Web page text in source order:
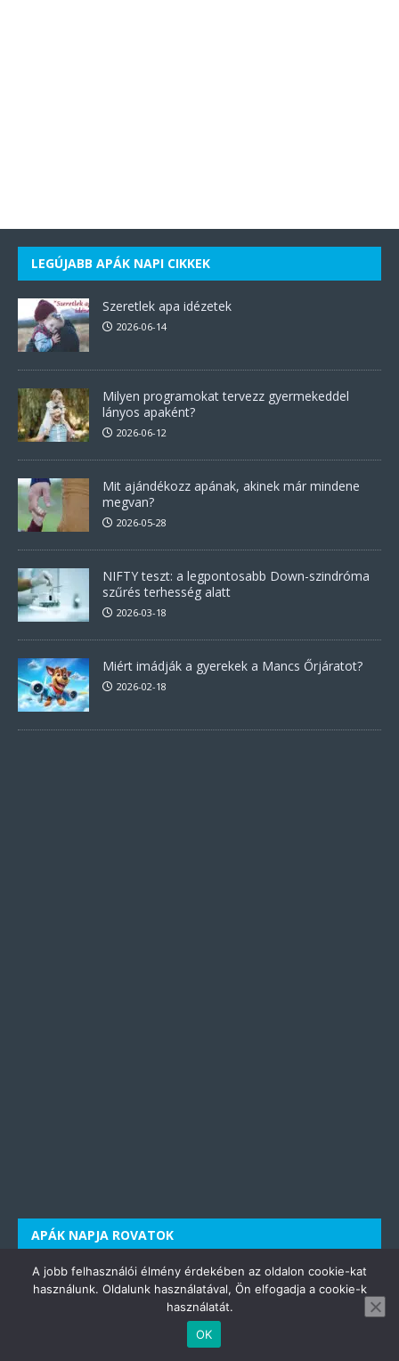
LEGÚJABB APÁK NAPI CIKKEK
Szeretlek apa idézetek
2026-06-14
Milyen programokat tervezz gyermekeddel
lányos apaként?
2026-06-12
Mit ajándékozz apának, akinek már mindene
megvan?
2026-05-28
NIFTY teszt: a legpontosabb Down-szindróma
szűrés terhesség alatt
2026-03-18
Miért imádják a gyerekek a Mancs Őrjáratot?
2026-02-18
APÁK NAPJA ROVATOK
Apa idézetek
A jobb felhasználói élmény érdekében az oldalon cookie-kat
használunk. Oldalunk használatával, Ön elfogadja a cookie-k
használatát.
OK